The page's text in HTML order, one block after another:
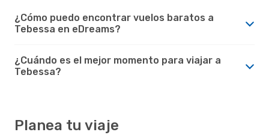
¿Cómo puedo encontrar vuelos baratos a
Tebessa en eDreams?
¿Cuándo es el mejor momento para viajar a
Tebessa?
Planea tu viaje